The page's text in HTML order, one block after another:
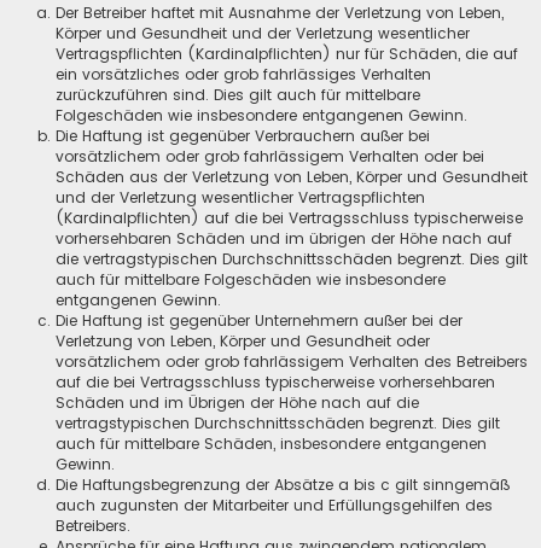
Der Betreiber haftet mit Ausnahme der Verletzung von Leben,
Körper und Gesundheit und der Verletzung wesentlicher
Vertragspflichten (Kardinalpflichten) nur für Schäden, die auf
ein vorsätzliches oder grob fahrlässiges Verhalten
zurückzuführen sind. Dies gilt auch für mittelbare
Folgeschäden wie insbesondere entgangenen Gewinn.
Die Haftung ist gegenüber Verbrauchern außer bei
vorsätzlichem oder grob fahrlässigem Verhalten oder bei
Schäden aus der Verletzung von Leben, Körper und Gesundheit
und der Verletzung wesentlicher Vertragspflichten
(Kardinalpflichten) auf die bei Vertragsschluss typischerweise
vorhersehbaren Schäden und im übrigen der Höhe nach auf
die vertragstypischen Durchschnittsschäden begrenzt. Dies gilt
auch für mittelbare Folgeschäden wie insbesondere
entgangenen Gewinn.
Die Haftung ist gegenüber Unternehmern außer bei der
Verletzung von Leben, Körper und Gesundheit oder
vorsätzlichem oder grob fahrlässigem Verhalten des Betreibers
auf die bei Vertragsschluss typischerweise vorhersehbaren
Schäden und im Übrigen der Höhe nach auf die
vertragstypischen Durchschnittsschäden begrenzt. Dies gilt
auch für mittelbare Schäden, insbesondere entgangenen
Gewinn.
Die Haftungsbegrenzung der Absätze a bis c gilt sinngemäß
auch zugunsten der Mitarbeiter und Erfüllungsgehilfen des
Betreibers.